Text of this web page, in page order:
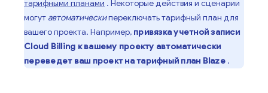
тарифными планами . Некоторые действия и сценарии
могут автоматическипереключать тарифный план для
вашего проекта. Например, привязка учетной записи
Cloud Billing к вашему проекту автоматически
переведет ваш проект на тарифный план Blaze.